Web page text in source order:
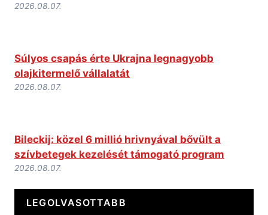
2026.08.07.
Súlyos csapás érte Ukrajna legnagyobb
olajkitermelő vállalatát
2026.08.07.
Bileckij: közel 6 millió hrivnyával bővült a
szívbetegek kezelését támogató program
2026.08.07.
LEGOLVASOTTABB